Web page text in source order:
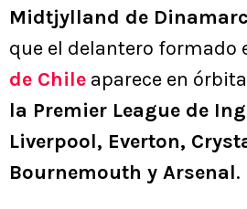
Midtjylland de
que el delantero formado
de Chile aparece en
la Premier League de
Liverpool, Everton,
Bournemouth y Arsenal.